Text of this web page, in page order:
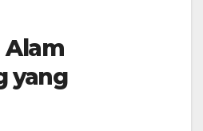
Alam
yang